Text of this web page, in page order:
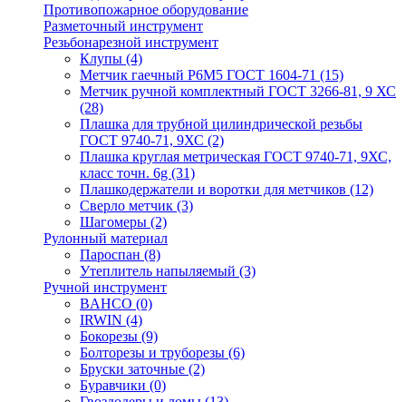
Противопожарное оборудование
Разметочный инструмент
Резьбонарезной инструмент
Клупы (4)
Метчик гаечный Р6М5 ГОСТ 1604-71 (15)
Метчик ручной комплектный ГОСТ 3266-81, 9 ХС
(28)
Плашка для трубной цилиндрической резьбы
ГОСТ 9740-71, 9ХС (2)
Плашка круглая метрическая ГОСТ 9740-71, 9ХС,
класс точн. 6g (31)
Плашкодержатели и воротки для метчиков (12)
Сверло метчик (3)
Шагомеры (2)
Рулонный материал
Пароспан (8)
Утеплитель напыляемый (3)
Ручной инструмент
BAHCO (0)
IRWIN (4)
Бокорезы (9)
Болторезы и труборезы (6)
Бруски заточные (2)
Буравчики (0)